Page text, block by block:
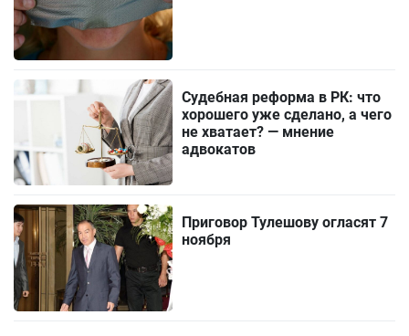
Судебная реформа в РК: что
хорошего уже сделано, а чего
не хватает? — мнение
адвокатов
Приговор Тулешову огласят 7
ноября